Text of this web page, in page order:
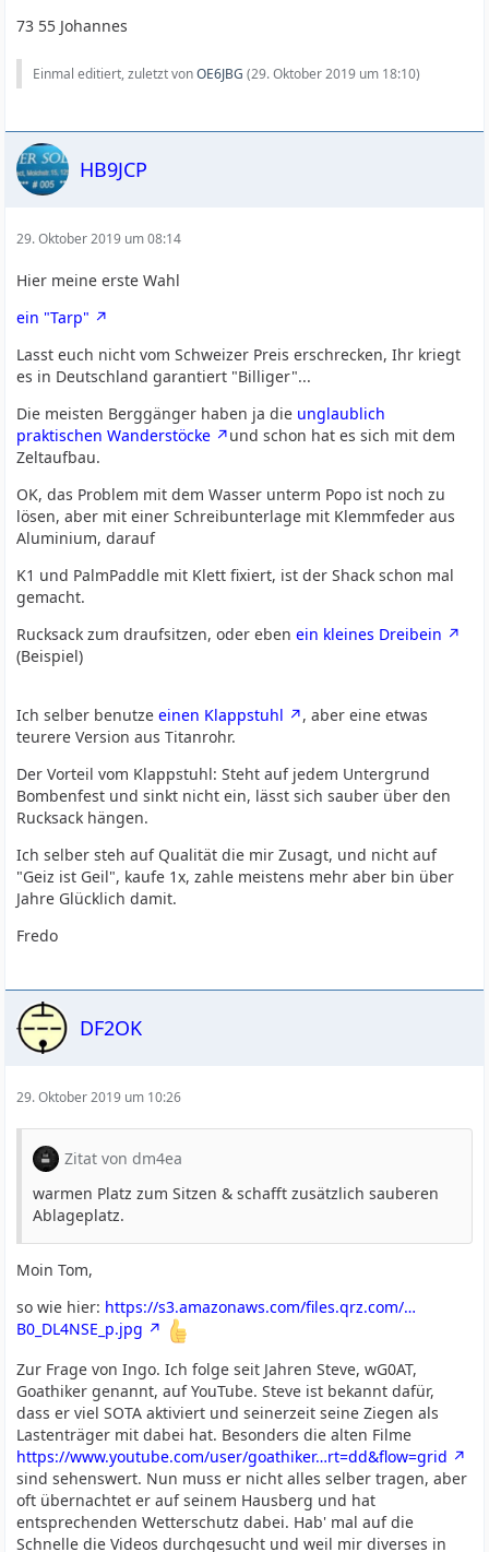
73 55 Johannes
Einmal editiert, zuletzt vonOE6JBG (29. Oktober 2019 um 18:10)
HB9JCP
29. Oktober 2019 um 08:14
Hier meine erste Wahl
ein "Tarp"
Lasst euch nicht vom Schweizer Preis erschrecken, Ihr kriegt
es in Deutschland garantiert "Billiger"...
Die meisten Berggänger haben ja die unglaublich
praktischen Wanderstöcke
und schon hat es sich mit dem
Zeltaufbau.
OK, das Problem mit dem Wasser unterm Popo ist noch zu
lösen, aber mit einer Schreibunterlage mit Klemmfeder aus
Aluminium, darauf
K1 und PalmPaddle mit Klett fixiert, ist der Shack schon mal
gemacht.
Rucksack zum draufsitzen, oder ebenein kleines Dreibein
(Beispiel)
Ich selber benutzeeinen Klappstuhl
, aber eine etwas
teurere Version aus Titanrohr.
Der Vorteil vom Klappstuhl: Steht auf jedem Untergrund
Bombenfest und sinkt nicht ein, lässt sich sauber über den
Rucksack hängen.
Ich selber steh auf Qualität die mir Zusagt, und nicht auf
"Geiz ist Geil", kaufe 1x, zahle meistens mehr aber bin über
Jahre Glücklich damit.
Fredo
DF2OK
29. Oktober 2019 um 10:26
Zitat von dm4ea
warmen Platz zum Sitzen & schafft zusätzlich sauberen
Ablageplatz.
Moin Tom,
so wie hier: https://s3.amazonaws.com/files.qrz.com/…
B0_DL4NSE_p.jpg
Zur Frage von Ingo. Ich folge seit Jahren Steve, wG0AT,
Goathiker genannt, auf YouTube. Steve ist bekannt dafür,
dass er viel SOTA aktiviert und seinerzeit seine Ziegen als
Lastenträger mit dabei hat. Besonders die alten Filme
https://www.youtube.com/user/goathiker…rt=dd&flow=grid
sind sehenswert. Nun muss er nicht alles selber tragen, aber
oft übernachtet er auf seinem Hausberg und hat
entsprechenden Wetterschutz dabei. Hab' mal auf die
Schnelle die Videos durchgesucht und weil mir diverses in